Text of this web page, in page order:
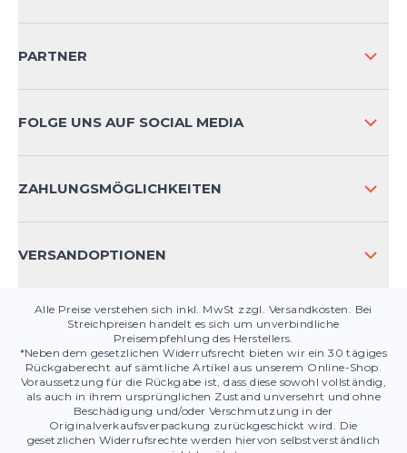
KONTAKT
PRODUKTSICHERHEIT
PARTNER
FOLGE UNS AUF SOCIAL MEDIA
ZAHLUNGSMÖGLICHKEITEN
VERSANDOPTIONEN
Alle Preise verstehen sich inkl. MwSt zzgl. Versandkosten. Bei
Streichpreisen handelt es sich um unverbindliche
Preisempfehlung des Herstellers.
*Neben dem gesetzlichen Widerrufsrecht bieten wir ein 30 tägiges
Rückgaberecht auf sämtliche Artikel aus unserem Online-Shop.
Voraussetzung für die Rückgabe ist, dass diese sowohl vollständig,
als auch in ihrem ursprünglichen Zustand unversehrt und ohne
Beschädigung und/oder Verschmutzung in der
Originalverkaufsverpackung zurückgeschickt wird. Die
gesetzlichen Widerrufsrechte werden hiervon selbstverständlich